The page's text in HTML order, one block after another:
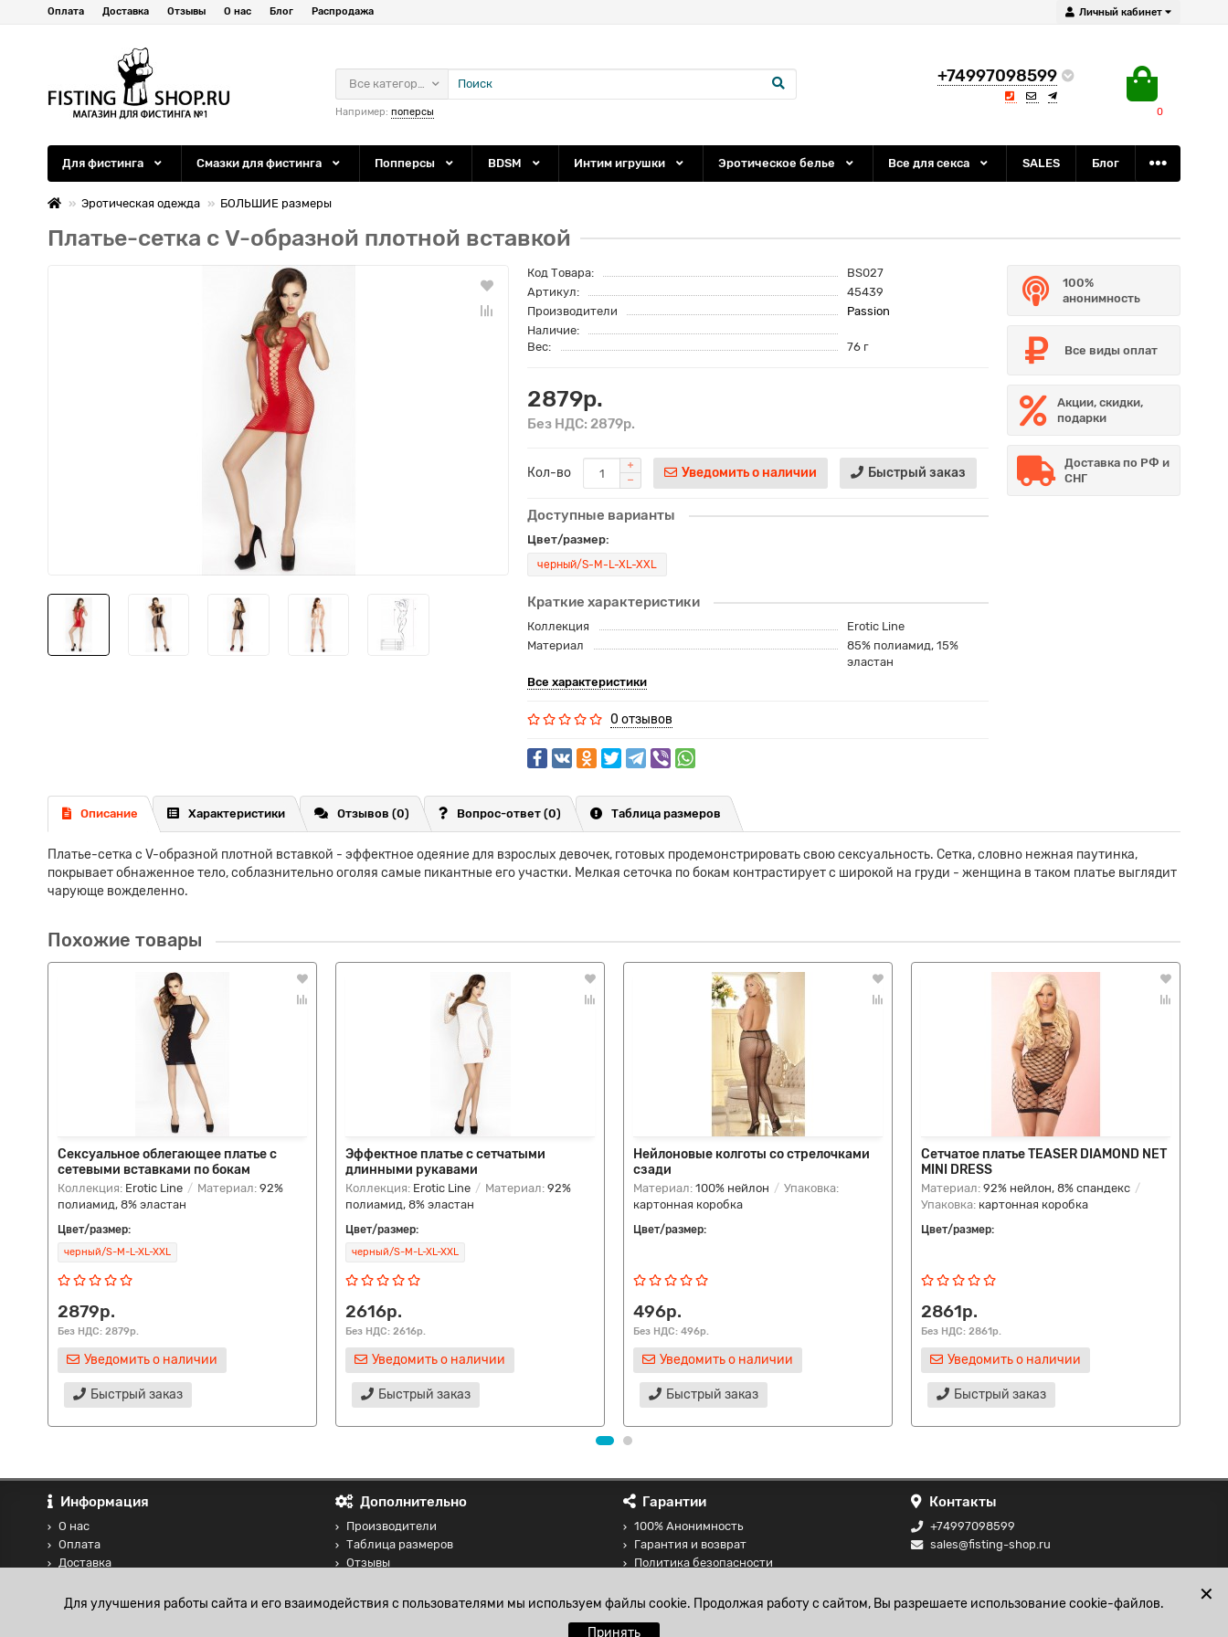
Личный кабинет
Оплата Доставка Отзывы О нас Блог Распродажа
+74997098599
0
Все категории
Например: поперсы
Для фистинга Смазки для фистинга Попперсы BDSM Интим игрушки Эротическое белье Все для секса SALES Блог
Эротическая одежда БОЛЬШИЕ размеры
Платье-сетка с V-образной плотной вставкой
Код Товара:
BS027
Артикул:
45439
Производители
Passion
Наличие:
Вес:
76 г
2879р.
Без НДС: 2879р.
Кол-во Уведомить о наличии Быстрый заказ
Доступные варианты
Цвет/размер:
черный/S-M-L-XL-XXL
Краткие характеристики
Коллекция
Erotic Line
Материал
85% полиамид, 15%
эластан
Все характеристики
0 отзывов
100%
анонимность
Все виды оплат
Акции, скидки,
подарки
Доставка по РФ и
СНГ
Описание Характеристики Отзывов (0) Вопрос-ответ (0) Таблица размеров
Платье-сетка с V-образной плотной вставкой - эффектное одеяние для взрослых девочек, готовых продемонстрировать свою сексуальность. Сетка, словно нежная паутинка,
покрывает обнаженное тело, соблазнительно оголяя самые пикантные его участки. Мелкая сеточка по бокам контрастирует с широкой на груди - женщина в таком платье выглядит
чарующе вожделенно.
Похожие товары
Сексуальное облегающее платье с
сетевыми вставками по бокам
Коллекция: Erotic Line Материал: 92%
полиамид, 8% эластан
Цвет/размер:
черный/S-M-L-XL-XXL
2879р.
Без НДС: 2879р.
Уведомить о наличии
Быстрый заказ
Эффектное платье с сетчатыми
длинными рукавами
Коллекция: Erotic Line Материал: 92%
полиамид, 8% эластан
Цвет/размер:
черный/S-M-L-XL-XXL
2616р.
Без НДС: 2616р.
Уведомить о наличии
Быстрый заказ
Нейлоновые колготы со стрелочками
сзади
Материал: 100% нейлон
Упаковка:
картонная коробка
Цвет/размер:
496р.
Без НДС: 496р.
Уведомить о наличии
Быстрый заказ
Сетчатое платье TEASER DIAMOND NET
MINI DRESS
Материал: 92% нейлон, 8% спандекс
Упаковка: картонная коробка
Цвет/размер:
2861р.
Без НДС: 2861р.
Уведомить о наличии
Быстрый заказ
Информация
О нас
Оплата
Доставка
Блог
Дополнительно
Производители
Таблица размеров
Отзывы
Гарантии
100% Анонимность
Гарантия и возврат
Политика безопасности
данных
Контакты
+74997098599
sales@fisting-shop.ru
✕
Для улучшения работы сайта и его взаимодействия с пользователями мы используем файлы cookie. Продолжая работу с сайтом, Вы разрешаете использование cookie-файлов.
Принять